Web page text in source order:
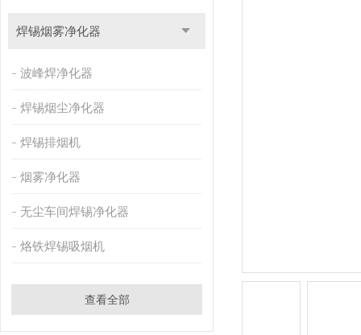
焊锡烟雾净化器
波峰焊净化器
焊锡烟尘净化器
焊锡排烟机
烟雾净化器
无尘车间焊锡净化器
烙铁焊锡吸烟机
查看全部